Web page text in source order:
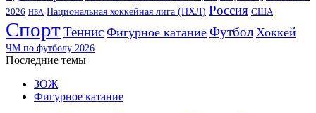
2026 НБА Национальная хоккейная лига (НХЛ) Россия США
СпортТеннис Фигурное катание Футбол Хоккей
ЧМ по футболу 2026
Последние темы
ЗОЖ
Фигурное катание